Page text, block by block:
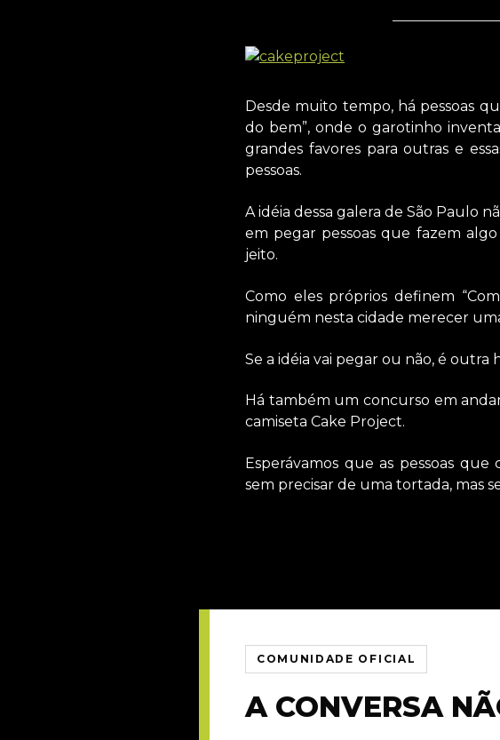
Desde muito tempo, há pessoas
do bem”, onde o garotinho
grandes favores para outras e
pessoas.
A idéia dessa galera de São Paulo
em pegar pessoas que fazem
jeito.
Como eles próprios definem
ninguém nesta cidade merecer
Se a idéia vai pegar ou não, é outra
Há também um concurso em
camiseta Cake Project.
Esperávamos que as pessoas
sem precisar de uma tortada, mas
COMUNIDADE OFICIAL
A CONVERSA